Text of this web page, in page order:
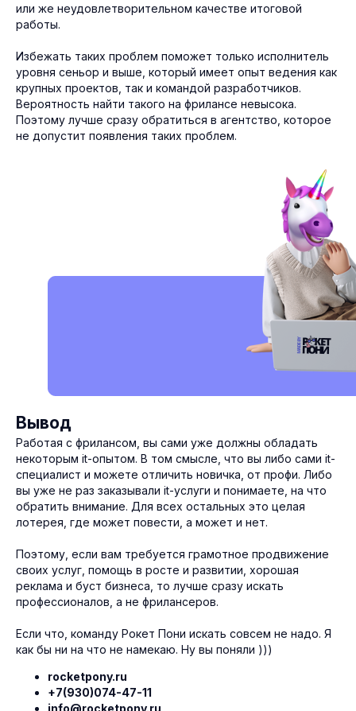
или же неудовлетворительном качестве итоговой
работы.
Избежать таких проблем поможет только исполнитель
уровня сеньор и выше, который имеет опыт ведения как
крупных проектов, так и командой разработчиков.
Вероятность найти такого на фрилансе невысока.
Поэтому лучше сразу обратиться в агентство, которое
не допустит появления таких проблем.
Вывод
Работая с фрилансом, вы сами уже должны обладать
некоторым it-опытом. В том смысле, что вы либо сами it-
специалист и можете отличить новичка, от профи. Либо
вы уже не раз заказывали it-услуги и понимаете, на что
обратить внимание. Для всех остальных это целая
лотерея, где может повести, а может и нет.
Поэтому, если вам требуется грамотное продвижение
своих услуг, помощь в росте и развитии, хорошая
реклама и буст бизнеса, то лучше сразу искать
профессионалов, а не фрилансеров.
Если что, команду Рокет Пони искать совсем не надо. Я
как бы ни на что не намекаю. Ну вы поняли )))
rocketpony.ru
+7(930)074-47-11
info@rocketpony.ru
Услуги
Разработка сайтов
Контекстная реклама
SEO-продвижение
компания
+ 7 (930) 074-47-11
Тула, Красноармейский пр-т 7, офис 509
info@rocketpony.ru